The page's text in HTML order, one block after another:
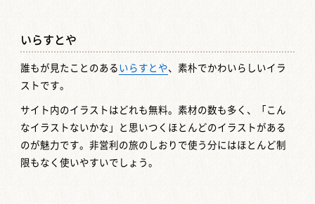
いらすとや
誰もが見たことのある いらすとや、素朴でかわいらしいイラ
ストです。
サイト内のイラストはどれも無料。素材の数も多く、「こん
なイラストないかな」と思いつくほとんどのイラストがある
のが魅力です。非営利の旅のしおりで使う分にはほとんど制
限もなく使いやすいでしょう。